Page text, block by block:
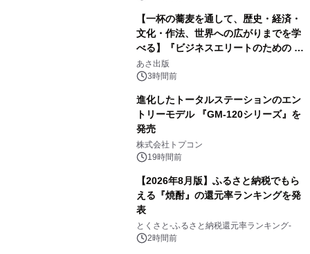
【一杯の蕎麦を通して、歴史・経済・
文化・作法、世界への広がりまでを学
べる】『ビジネスエリートのための 教
養としての蕎麦』2026年8月25日
（火）発売
あさ出版
3時間前
進化したトータルステーションのエン
トリーモデル 『GM-120シリーズ』を
発売
株式会社トプコン
19時間前
【2026年8月版】ふるさと納税でもら
える『焼酎』の還元率ランキングを発
表
とくさと-ふるさと納税還元率ランキング-
2時間前